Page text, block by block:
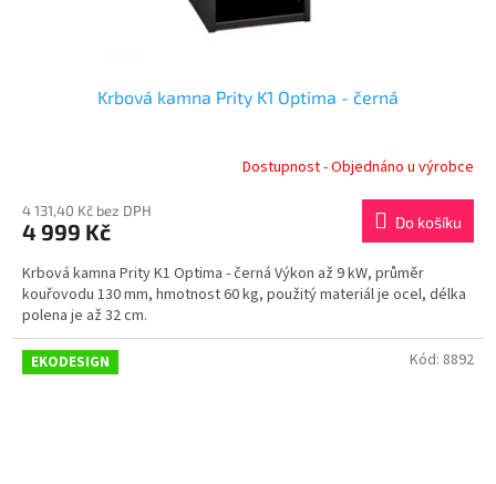
Krbová kamna Prity K1 Optima - černá
Dostupnost - Objednáno u výrobce
4 131,40 Kč bez DPH
4 999 Kč Do košíku
Krbová kamna Prity K1 Optima - černá Výkon až 9 kW, průměr
kouřovodu 130 mm, hmotnost 60 kg, použitý materiál je ocel, délka
polena je až 32 cm.
EKODESIGN Kód: 8892